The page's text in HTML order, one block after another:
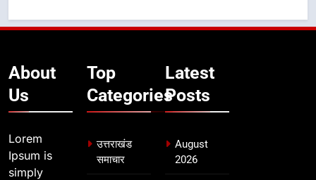
About
Us
Lorem
Ipsum is
simply
Top
Categories
उत्तराखंड
समाचार
Latest
Posts
August
2026